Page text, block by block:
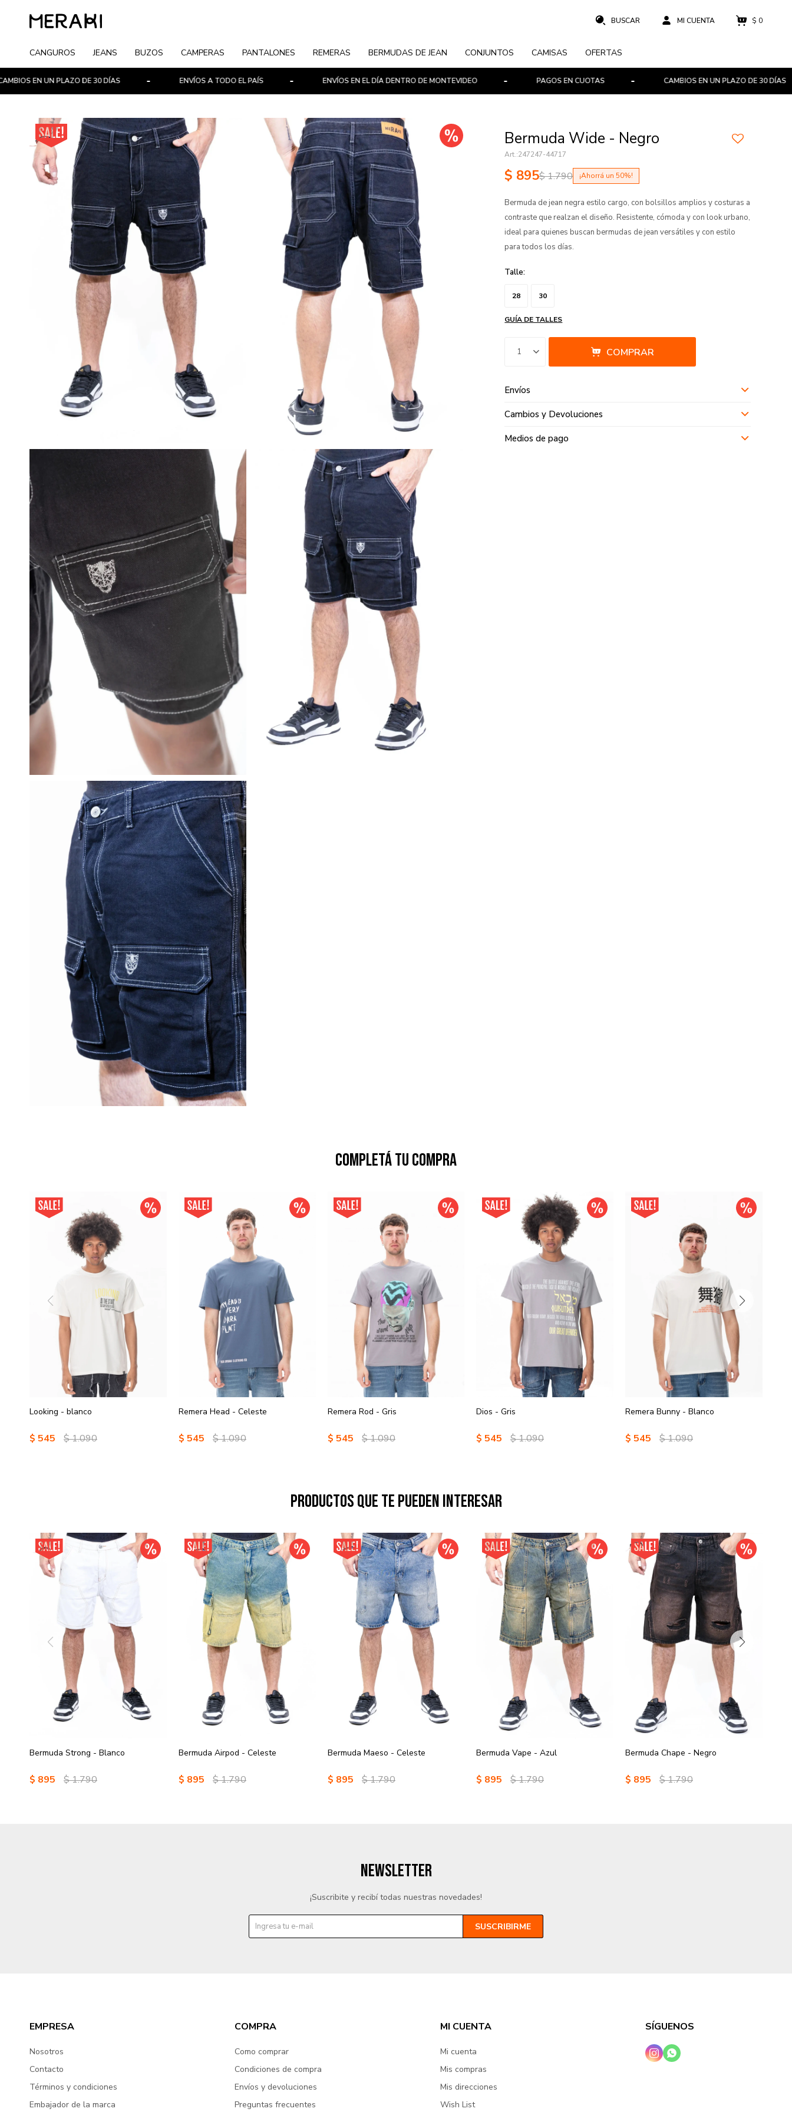
CANGUROS JEANS BUZOS CAMPERAS PANTALONES REMERAS BERMUDAS DE JEAN CONJUNTOS CAMISAS OFERTAS
$ 0
UN PLAZO DE 30 DÍAS ENVÍOS A TODO EL PAÍS ENVÍOS EN EL DÍA DENTRO DE MONTEVIDEO PAGOS EN CUOTAS CAMBIOS EN UN PLAZO DE 30 DÍAS
Bermuda Wide - Negro
247247-44717
$ 895$1.790 50
Bermuda de jean negra estilo cargo, con bolsillos amplios y costuras a
contraste que realzan el diseño. Resistente, cómoda y con look urbano,
ideal para quienes buscan bermudas de jean versátiles y con estilo
para todos los días.
Talle:
28 30
GUÍA DE TALLES
1 COMPRAR
Envíos
Cambios y Devoluciones
Medios de pago
Completá tu compra
Looking - blanco
$ 545 $1.090
Remera Head - Celeste
$ 545 $1.090
Remera Rod - Gris
$ 545 $1.090
Dios - Gris
$ 545 $1.090
Remera Bunny - Blanco
$ 545 $1.090
Productos que te pueden interesar
Bermuda Strong - Blanco
$ 895 $1.790
Bermuda Airpod - Celeste
$ 895 $1.790
Bermuda Maeso - Celeste
$ 895 $1.790
Bermuda Vape - Azul
$ 895 $1.790
Bermuda Chape - Negro
$ 895 $1.790
EMPRESA
Nosotros
Contacto
Términos y condiciones
Embajador de la marca
COMPRA
Como comprar
Condiciones de compra
Envíos y devoluciones
Preguntas frecuentes
MI CUENTA
Mi cuenta
Mis compras
Mis direcciones
Wish List
SÍGUENOS
 
NEWSLETTER
¡Suscribite y recibí todas nuestras novedades!
SUSCRIBIRME